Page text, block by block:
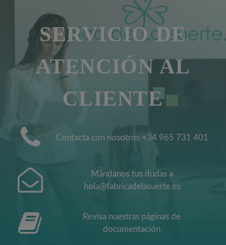
SERVICIO DE
ATENCIÓN AL
CLIENTE
Contacta con nosotros +34 965 731 401
Mándanos tus dudas a
hola@fabricadelasuerte.es
Revisa nuestras páginas de
documentación